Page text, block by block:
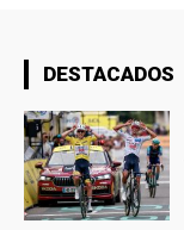
DESTACADOS